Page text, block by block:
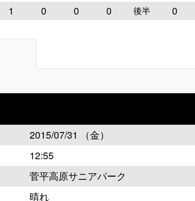
1 0 0 0 後半 0
2015/07/31 （金）
12:55
菅平高原サニアパーク
晴れ